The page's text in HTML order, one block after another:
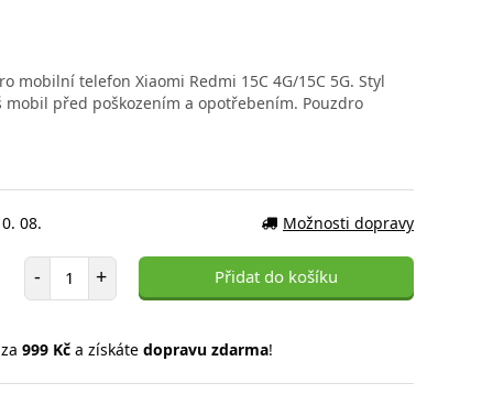
mobilní telefon Xiaomi Redmi 15C 4G/15C 5G. Styl
před poškozením a opotřebením. Pouzdro
08. Možnosti dopravy
- Počet položek
+ Přidat do košíku
999 Kča získáte dopravu zdarma!